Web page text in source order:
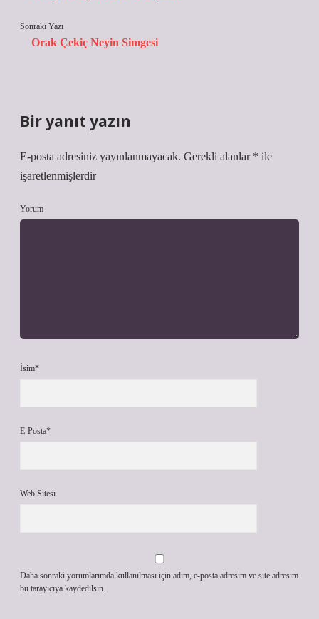
Sonraki Yazı
Orak Çekiç Neyin Simgesi
Bir yanıt yazın
E-posta adresiniz yayınlanmayacak. Gerekli alanlar * ile
işaretlenmişlerdir
Yorum
İsim*
E-Posta*
Web Sitesi
Daha sonraki yorumlarımda kullanılması için adım, e-posta adresim ve site adresim
bu tarayıcıya kaydedilsin.